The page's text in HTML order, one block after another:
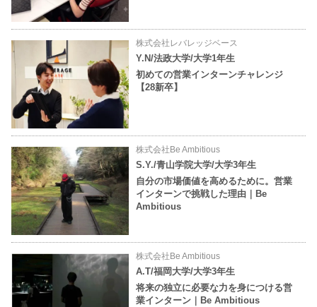
株式会社レバレッジベース
Y.N/法政大学/大学1年生
初めての営業インターンチャレンジ
【28新卒】
株式会社Be Ambitious
S.Y./青山学院大学/大学3年生
自分の市場価値を高めるために。営業
インターンで挑戦した理由｜Be
Ambitious
株式会社Be Ambitious
A.T/福岡大学/大学3年生
将来の独立に必要な力を身につける営
業インターン｜Be Ambitious